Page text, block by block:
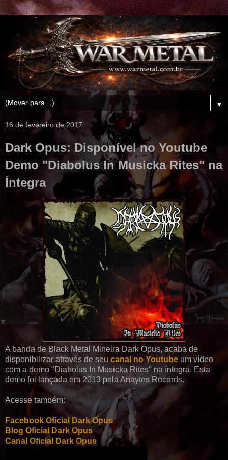
▼
16 de fevereiro de 2017
Dark Opus: Disponível no Youtube
Demo "Diabolus In Musicka Rites" na
Íntegra
A banda de Black Metal Mineira Dark Opus, acaba de
disponibilizar através de seu canal no Youtube um vídeo
com a demo "Diabolus In Musicka Rites" na íntegra. Esta
demo foi lançada em 2013 pela Anaytes Records.
Acesse também:
Facebook Oficial Dark Opus
Blog Oficial Dark Opus
Canal Oficial Dark Opus